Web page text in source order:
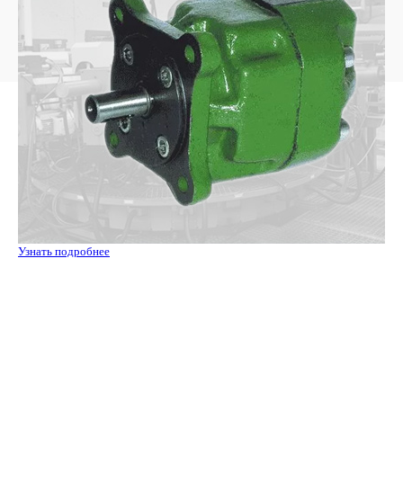
Узнать подробнее